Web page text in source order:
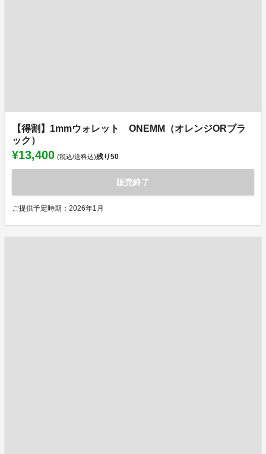
【得割】1mmウォレット ONEMM（オレンジORブラ
ック）
¥13,400 (税込/送料込)残り50
販売終了
ご提供予定時期：2026年1月